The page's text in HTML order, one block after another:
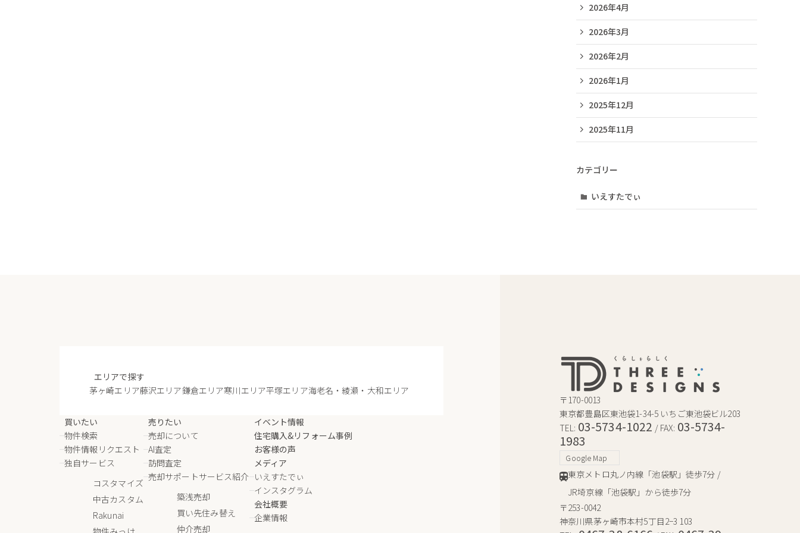
2026年4月
2026年3月
2026年2月
2026年1月
2025年12月
2025年11月
カテゴリー
いえすたでぃ
エリアで探す
茅ヶ崎エリア藤沢エリア鎌倉エリア寒川エリア平塚エリア海老名・綾瀬・大和エリア
買いたい
物件検索
物件情報リクエスト
独自サービス
コスタマイズ
中古カスタム
Rakunai
売りたい
売却について
AI査定
訪問査定
売却サポートサービス紹介
築浅売却
買い先住み替え
仲介売却
イベント情報
住宅購入&リフォーム事例
お客様の声
メディア
いえすたでぃ
インスタグラム
会社概要
企業情報
〒170-0013
東京都豊島区東池袋1-34-5 いちご東池袋ビル203
TEL: 03-5734-1022 / FAX: 03-5734-
1983
Google Map
東京メトロ丸ノ内線「池袋駅」徒歩7分 /
JR埼京線「池袋駅」から徒歩7分
〒253-0042
神奈川県茅ヶ崎市本村5丁目2−3 103